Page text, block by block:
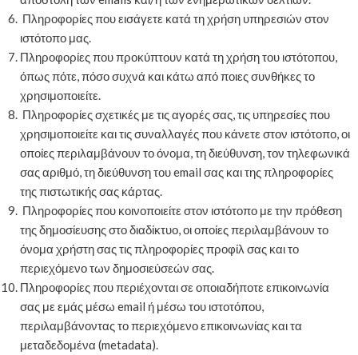
Πληροφορίες που εισάγετε κατά τη χρήση υπηρεσιών στον
ιστότοπο μας.
Πληροφορίες που προκύπτουν κατά τη χρήση του ιστότοπου,
όπως πότε, πόσο συχνά και κάτω από ποιες συνθήκες το
χρησιμοποιείτε.
Πληροφορίες σχετικές με τις αγορές σας, τις υπηρεσίες που
χρησιμοποιείτε και τις συναλλαγές που κάνετε στον ιστότοπο, οι
οποίες περιλαμβάνουν το όνομα, τη διεύθυνση, τον τηλεφωνικά
σας αριθμό, τη διεύθυνση του email σας και της πληροφορίες
της πιστωτικής σας κάρτας.
Πληροφορίες που κοινοποιείτε στον ιστότοπο με την πρόθεση
της δημοσίευσης στο διαδίκτυο, οι οποίες περιλαμβάνουν το
όνομα χρήστη σας τις πληροφορίες προφίλ σας και το
περιεχόμενο των δημοσιεύσεών σας.
Πληροφορίες που περιέχονται σε οποιαδήποτε επικοινωνία
σας με εμάς μέσω email ή μέσω του ιστοτόπου,
περιλαμβάνοντας το περιεχόμενο επικοινωνίας και τα
μεταδεδομένα (metadata).